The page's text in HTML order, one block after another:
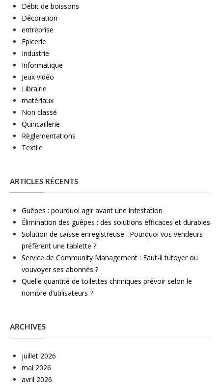
Débit de boissons
Décoration
entreprise
Epicerie
Industrie
Informatique
Jeux vidéo
Librairie
matériaux
Non classé
Quincaillerie
Règlementations
Textile
ARTICLES RÉCENTS
Guêpes : pourquoi agir avant une infestation
Élimination des guêpes : des solutions efficaces et durables
Solution de caisse enregistreuse : Pourquoi vos vendeurs
préfèrent une tablette ?
Service de Community Management : Faut-il tutoyer ou
vouvoyer ses abonnés ?
Quelle quantité de toilettes chimiques prévoir selon le
nombre d’utilisateurs ?
ARCHIVES
juillet 2026
mai 2026
avril 2026